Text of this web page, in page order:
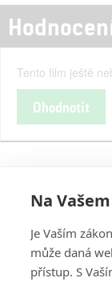
Tento film ještě
Ohodnotit
Na
Je Vaším
může daná
přístup. S